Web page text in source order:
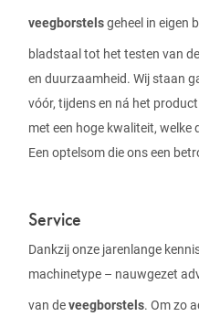
veegborstelsgeheel in eigen
bladstaal tot het testen van
en duurzaamheid. Wij staan
vóór, tijdens en ná het
met een hoge kwaliteit,
Een optelsom die ons een
Service
Dankzij onze jarenlange
machinetype – nauwgezet
van deveegborstels. Om zo